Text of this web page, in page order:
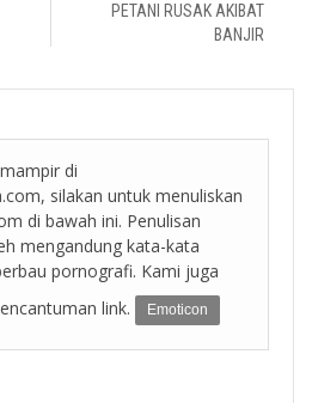
PETANI RUSAK AKIBAT
BANJIR
di
silakan untuk menuliskan
di bawah ini. Penulisan
mengandung kata-kata
pornografi. Kami juga
link.
Emoticon